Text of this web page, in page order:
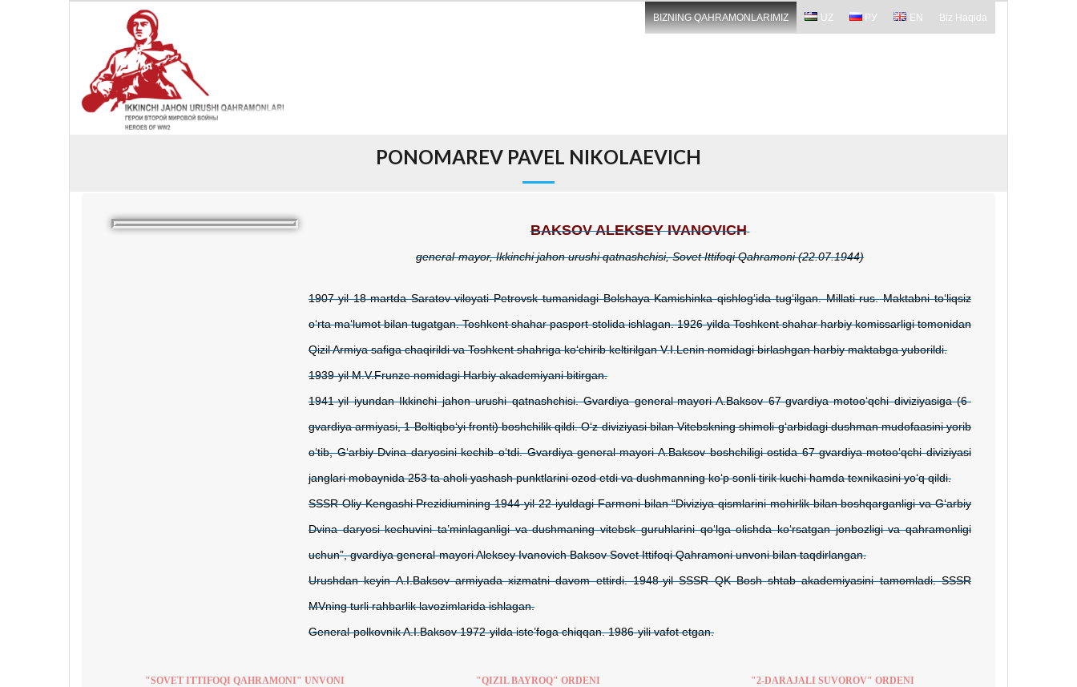
BIZNING QAHRAMONLARIMIZ UZ РУ EN Biz Haqida
PONOMAREV PAVEL NIKOLAEVICH
BAKSOV ALEKSEY IVANOVICH
general-mayor, Ikkinchi jahon urushi qatnashchisi, Sovet Ittifoqi Qahramoni (22.07.1944)
1907-yil 18-martda Saratov viloyati Petrovsk tumanidagi Bolshaya Kamishinka qishlog‘ida tug‘ilgan. Millati rus. Maktabni to‘liqsiz
o‘rta ma‘lumot bilan tugatgan. Toshkent shahar pasport stolida ishlagan. 1926-yilda Toshkent shahar harbiy komissarligi tomonidan
Qizil Armiya safiga chaqirildi va Toshkent shahriga ko‘chirib keltirilgan V.I.Lenin nomidagi birlashgan harbiy maktabga yuborildi.
1939-yil M.V.Frunze nomidagi Harbiy akademiyani bitirgan.
1941-yil iyundan Ikkinchi jahon urushi qatnashchisi. Gvardiya general-mayori A.Baksov 67-gvardiya motoo‘qchi diviziyasiga (6-
gvardiya armiyasi, 1-Boltiqbo‘yi fronti) boshchilik qildi. O‘z diviziyasi bilan Vitebskning shimoli-g‘arbidagi dushman mudofaasini yorib
o‘tib, G‘arbiy Dvina daryosini kechib o‘tdi. Gvardiya general-mayori A.Baksov boshchiligi ostida 67-gvardiya motoo‘qchi diviziyasi
janglari mobaynida 253 ta aholi yashash punktlarini ozod etdi va dushmanning ko‘p sonli tirik kuchi hamda texnikasini yo‘q qildi.
SSSR Oliy Kengashi Prezidiumining 1944-yil 22-iyuldagi Farmoni bilan “Diviziya qismlarini mohirlik bilan boshqarganligi va G‘arbiy
Dvina daryosi kechuvini ta’minlaganligi va dushmaning vitebsk guruhlarini qo‘lga olishda ko‘rsatgan jonbozligi va qahramonligi
uchun”, gvardiya general-mayori Aleksey Ivanovich Baksov Sovet Ittifoqi Qahramoni unvoni bilan taqdirlangan.
Urushdan keyin A.I.Baksov armiyada xizmatni davom ettirdi. 1948-yil SSSR QK Bosh shtab akademiyasini tamomladi. SSSR
MVning turli rahbarlik lavozimlarida ishlagan.
General-polkovnik A.I.Baksov 1972-yilda iste’foga chiqqan. 1986-yili vafot etgan.
"SOVET ITTIFOQI QAHRAMONI" UNVONI "QIZIL BAYROQ" ORDENI "2-DARAJALI SUVOROV" ORDENI